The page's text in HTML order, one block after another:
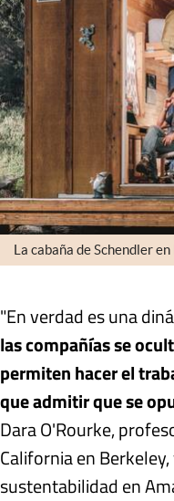
La cabaña de Schendler
"En verdad es una
las compañías se
permiten hacer el
que admitir que se
Dara O'Rourke,
California en
sustentabilidad en